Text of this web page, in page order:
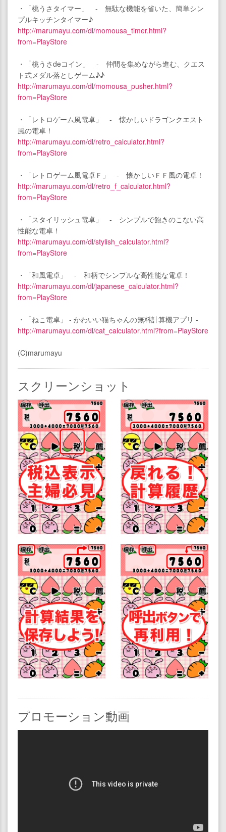
・「桃うさタイマー」 - 無駄な機能を省いた、簡単シン
プルキッチンタイマー♪
http://marumayu.com/dl/momousa_timer.html?
from=PlayStore
・「桃うさdeコイン」 - 仲間を集めながら進む、クエス
ト式メダル落としゲーム♪♪
http://marumayu.com/dl/momousa_pusher.html?
from=PlayStore
・「レトロゲーム風電卓」 - 懐かしいドラゴンクエスト
風の電卓！
http://marumayu.com/dl/retro_calculator.html?
from=PlayStore
・「レトロゲーム風電卓Ｆ」 - 懐かしいＦＦ風の電卓！
http://marumayu.com/dl/retro_f_calculator.html?
from=PlayStore
・「スタイリッシュ電卓」 - シンプルで飽きのこない高
性能な電卓！
http://marumayu.com/dl/stylish_calculator.html?
from=PlayStore
・「和風電卓」 - 和柄でシンプルな高性能な電卓！
http://marumayu.com/dl/japanese_calculator.html?
from=PlayStore
・「ねこ電卓」 - かわいい猫ちゃんの無料計算機アプリ -
http://marumayu.com/dl/cat_calculator.html?from=PlayStore
(C)marumayu
スクリーンショット
プロモーション動画